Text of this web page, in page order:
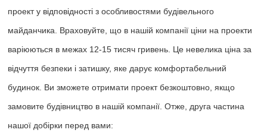
проект у відповідності з особливостями будівельного
майданчика. Враховуйте, що в нашій компанії ціни на проекти
варіюються в межах 12-15 тисяч гривень. Це невелика ціна за
відчуття безпеки і затишку, яке дарує комфортабельний
будинок. Ви зможете отримати проект безкоштовно, якщо
замовите будівництво в нашій компанії. Отже, друга частина
нашої добірки перед вами: